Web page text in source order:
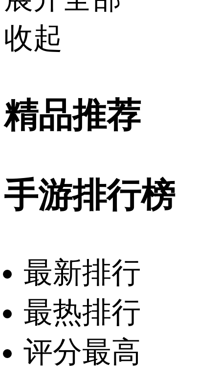
收起
精品推荐
手游排行榜
最新排行
最热排行
评分最高